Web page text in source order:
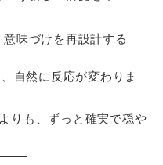
意味づけを再設計する
自然に反応が変わりま
りも、ずっと確実で穏や